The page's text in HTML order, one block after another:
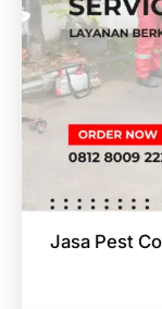
Jasa Pest